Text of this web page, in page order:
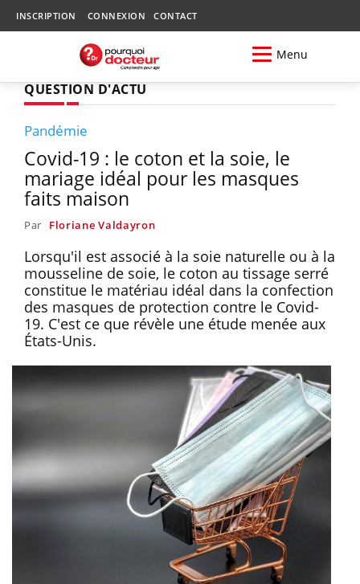
INSCRIPTION CONNEXION CONTACT
Menu
QUESTION D'ACTU
Pandémie
Covid-19 : le coton et la soie, le
mariage idéal pour les masques
faits maison
Par Floriane Valdayron
Lorsqu'il est associé à la soie naturelle ou à la
mousseline de soie, le coton au tissage serré
constitue le matériau idéal dans la confection
des masques de protection contre le Covid-
19. C'est ce que révèle une étude menée aux
États-Unis.